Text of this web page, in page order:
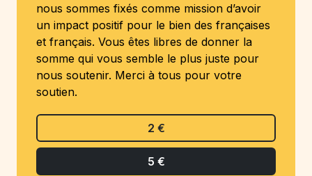
nous sommes fixés comme mission d’avoir
un impact positif pour le bien des françaises
et français. Vous êtes libres de donner la
somme qui vous semble le plus juste pour
nous soutenir. Merci à tous pour votre
soutien.
2 €
5 €